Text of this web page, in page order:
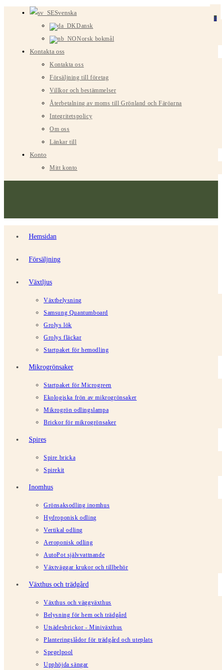
Svenska
Dansk
Norsk bokmål
Kontakta oss
Kontakta oss
Försäljning till företag
Villkor och bestämmelser
Återbetalning av moms till Grönland och Färöarna
Integritetspolicy
Om oss
Länkar till
Konto
Mitt konto
Hemsidan
Försäljning
Växtljus
Växtbelysning
Samsung Quantumboard
Grolys lök
Grolys fläckar
Startpaket för hemodling
Mikrogrönsaker
Startpaket för Microgreen
Ekologiska frön av mikrogrönsaker
Mikrogrön odlingslampa
Brickor för mikrogrönsaker
Spires
Spire bricka
Spirekit
Inomhus
Grönsaksodling inomhus
Hydroponisk odling
Vertikal odling
Aeroponisk odling
AutoPot självvattnande
Växtväggar krukor och tillbehör
Växthus och trädgård
Växthus och väggväxthus
Belysning för hem och trädgård
Utsädesbrickor - Miniväxthus
Planteringslådor för trädgård och uteplats
Spegelpool
Upphöjda sängar
0